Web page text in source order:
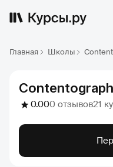
Главная Школы
0.000 отзывов21